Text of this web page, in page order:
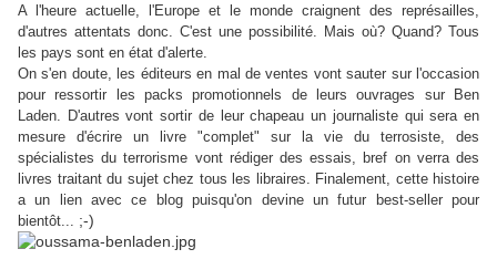
A l'heure actuelle, l'Europe et le monde craignent des représailles,
d'autres attentats donc. C'est une possibilité. Mais où? Quand? Tous
les pays sont en état d'alerte.
On s'en doute, les éditeurs en mal de ventes vont sauter sur l'occasion
pour ressortir les packs promotionnels de leurs ouvrages sur Ben
Laden. D'autres vont sortir de leur chapeau un journaliste qui sera en
mesure d'écrire un livre "complet" sur la vie du terrosiste, des
spécialistes du terrorisme vont rédiger des essais, bref on verra des
livres traitant du sujet chez tous les libraires. Finalement, cette histoire
a un lien avec ce blog puisqu'on devine un futur best-seller pour
bientôt... ;-)